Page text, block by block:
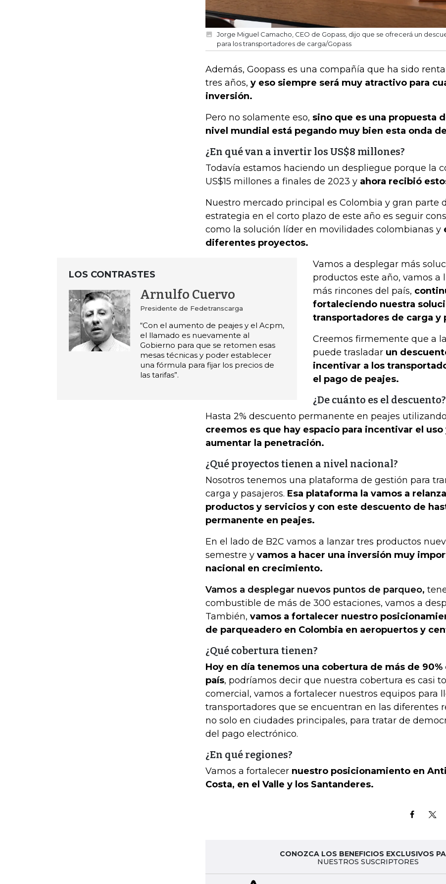
Jorge Miguel Camacho, CEO de Gopass, dijo que se ofrecerá un
para los transportadores de carga/Gopass
Además, Goopass es una compañía que ha sido
tres años, y eso siempre será muy atractivo para
inversión.
Pero no solamente eso, sino que es una propuesta
nivel mundial está pegando muy bien esta onda
¿En qué van a invertir los US$8 millones?
Todavía estamos haciendo un despliegue porque la
US$15 millones a finales de 2023 y ahora recibió
Nuestro mercado principal es Colombia y gran parte
estrategia en el corto plazo de este año es seguir
como la solución líder en movilidades colombianas y
diferentes proyectos.
LOS CONTRASTES
Arnulfo Cuervo
Presidente de Fedetranscarga
“Con el aumento de peajes y el Acpm,
el llamado es nuevamente al
Gobierno para que se retomen esas
mesas técnicas y poder establecer
una fórmula para fijar los precios de
las tarifas”.
Vamos a desplegar más
productos este año, vamos a
más rincones del país,
fortaleciendo nuestra
transportadores de carga y
Creemos firmemente que a
puede trasladar un
incentivar a los
el pago de peajes.
¿De cuánto es el descuento?
Hasta 2% descuento permanente en peajes
creemos es que hay espacio para incentivar el
aumentar la penetración.
¿Qué proyectos tienen a nivel nacional?
Nosotros tenemos una plataforma de gestión para
carga y pasajeros. Esa plataforma la vamos a
productos y servicios y con este descuento de
permanente en peajes.
En el lado de B2C vamos a lanzar tres productos
semestre y vamos a hacer una inversión muy
nacional en crecimiento.
Vamos a desplegar nuevos puntos de parqueo,
combustible de más de 300 estaciones, vamos a
También, vamos a fortalecer nuestro
de parqueadero en Colombia en aeropuertos y
¿Qué cobertura tienen?
Hoy en día tenemos una cobertura de más de 90%
país, podríamos decir que nuestra cobertura es casi
comercial, vamos a fortalecer nuestros equipos para
transportadores que se encuentran en las diferentes
no solo en ciudades principales, para tratar de
del pago electrónico.
¿En qué regiones?
Vamos a fortalecer nuestro posicionamiento en
Costa, en el Valle y los Santanderes.
CONOZCA LOS BENEFICIOS EXCLUSIVOS
NUESTROS SUSCRIPTORES